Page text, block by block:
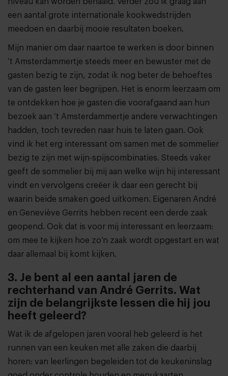
niveau kan worden behaald. Verder zou ik graag aan
een aantal grote internationale kookwedstrijden
meedoen en daarbij mooie resultaten boeken.
Mijn manier om daar naartoe te werken is door binnen
‘t Amsterdammertje steeds meer en bewuster met de
gasten bezig te zijn, zodat ik nog beter de behoeftes
van de gasten leer begrijpen. Het is enorm leerzaam om
te ontdekken hoe je gasten die voorafgaand aan hun
bezoek aan ‘t Amsterdammertje andere verwachtingen
hadden, toch tevreden naar huis te laten gaan. Ook
vind ik het erg interessant om samen met de sommelier
bezig te zijn met wijn-spijscombinaties. Steeds vaker
geeft de sommelier bij mij aan welke wijn hij interessant
vindt en vervolgens creëer ik daar een gerecht bij
waarin beide smaken goed uitkomen. Eigenaren André
en Geneviève Gerrits hebben recent een derde zaak
geopend. Ook dat is voor mij interessant en leerzaam:
om mee te kijken hoe zo’n zaak wordt opgestart en wat
daar allemaal bij komt kijken.
3. Je bent al een aantal jaren de
rechterhand van André Gerrits. Wat
zijn de belangrijkste lessen die hij jou
heeft geleerd?
Wat ik de afgelopen jaren vooral heb geleerd is het
runnen van een keuken met alle zaken die daarbij
horen: van leerlingen begeleiden tot de keukeninslag